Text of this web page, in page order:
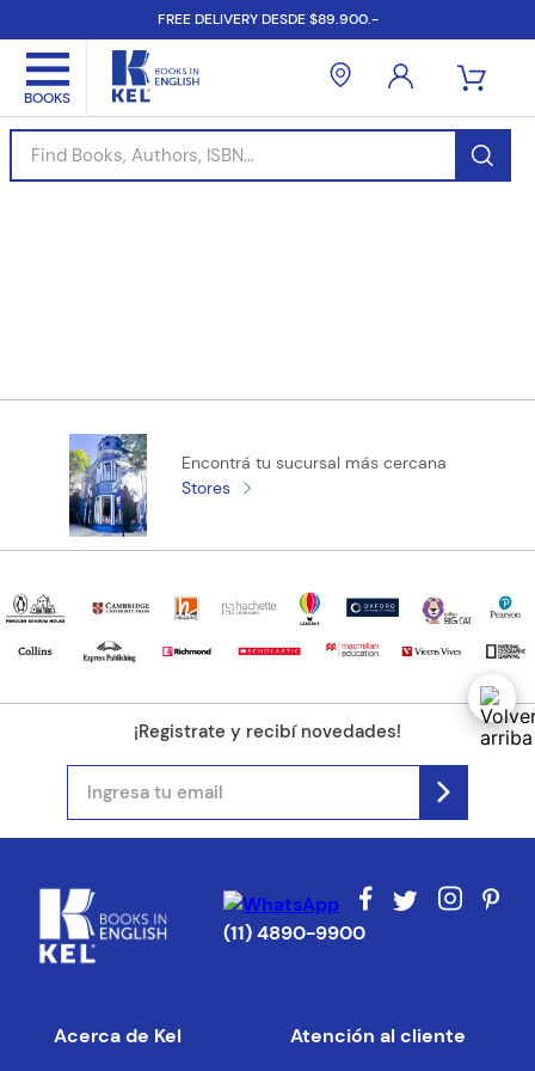
FREE DELIVERY DESDE $89.900.-
Find Books, Authors, ISBN...
Encontrá tu sucursal más cercana
Stores
¡Registrate y recibí novedades!
(11) 4890-9900
Acerca de Kel Atención al cliente